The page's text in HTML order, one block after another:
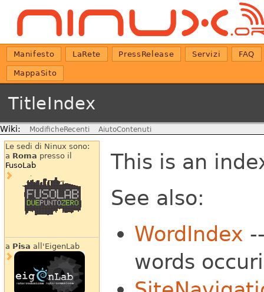
Manifesto LaRete PressRelease Servizi FAQ
MappaSito
TitleIndex
Wiki: ModificheRecenti AiutoContenuti
Le sedi di Ninux sono:
a Roma presso il
FusoLab
a Pisa all'EigenLab
This is an
See also:
WordIndex
words